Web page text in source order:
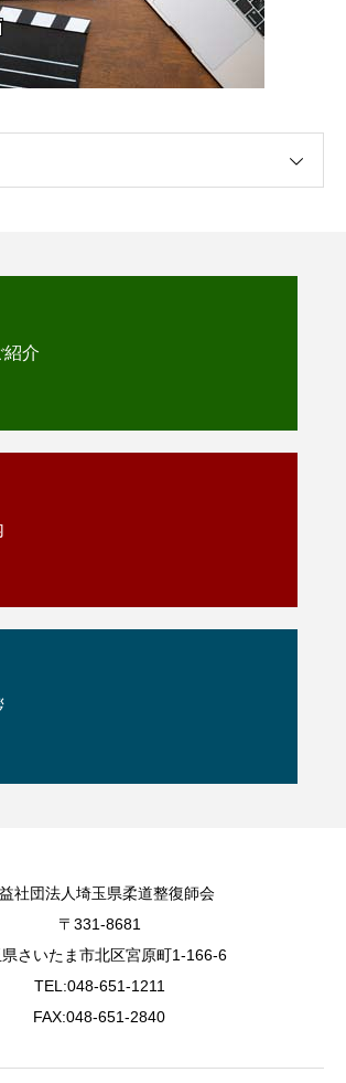
紹介
社団法人埼玉県柔道整復師会
〒331-8681
さいたま市北区宮原町1-166-6
TEL:048-651-1211
FAX:048-651-2840